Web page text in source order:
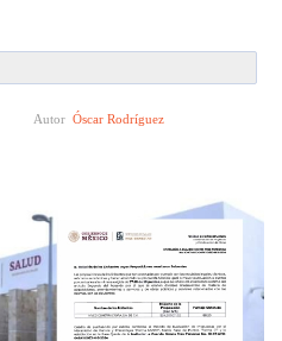
Autor Óscar Rodríguez